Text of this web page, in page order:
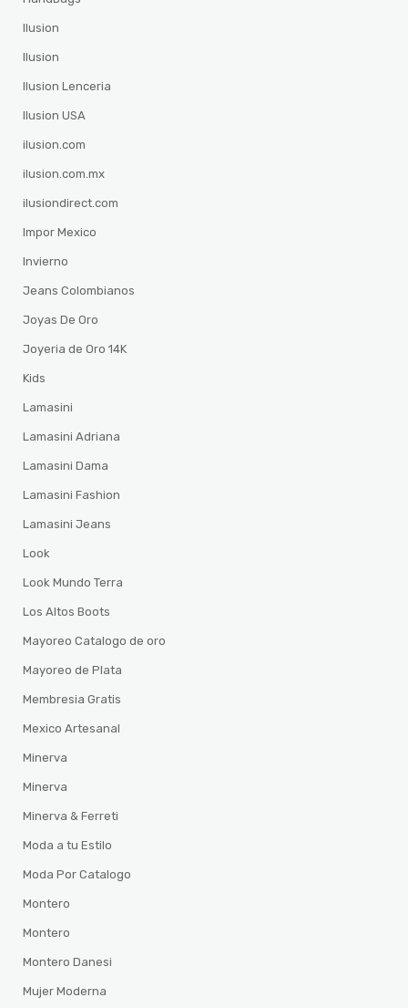
Ilusion
Ilusion
Ilusion Lenceria
Ilusion USA
ilusion.com
ilusion.com.mx
ilusiondirect.com
Impor Mexico
Invierno
Jeans Colombianos
Joyas De Oro
Joyeria de Oro 14K
Kids
Lamasini
Lamasini Adriana
Lamasini Dama
Lamasini Fashion
Lamasini Jeans
Look
Look Mundo Terra
Los Altos Boots
Mayoreo Catalogo de oro
Mayoreo de Plata
Membresia Gratis
Mexico Artesanal
Minerva
Minerva
Minerva & Ferreti
Moda a tu Estilo
Moda Por Catalogo
Montero
Montero
Montero Danesi
Mujer Moderna